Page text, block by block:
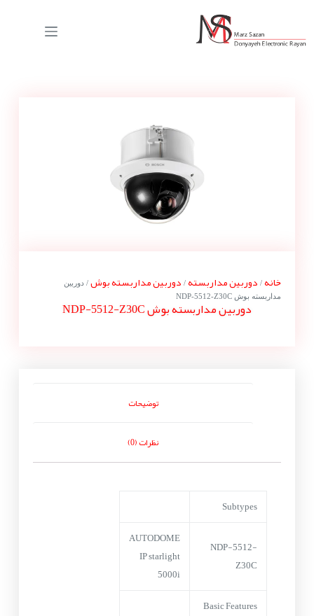
خانه/ دوربین مداربسته/ دوربین مداربسته بوش/ دوربین
مداربسته بوش NDP-5512-Z30C
دوربین مداربسته بوش NDP-5512-Z30C
توضیحات
نظرات (0)
Subtypes
NDP-5512-
Z30C
AUTODOME
IP starlight
5000i
Basic Features